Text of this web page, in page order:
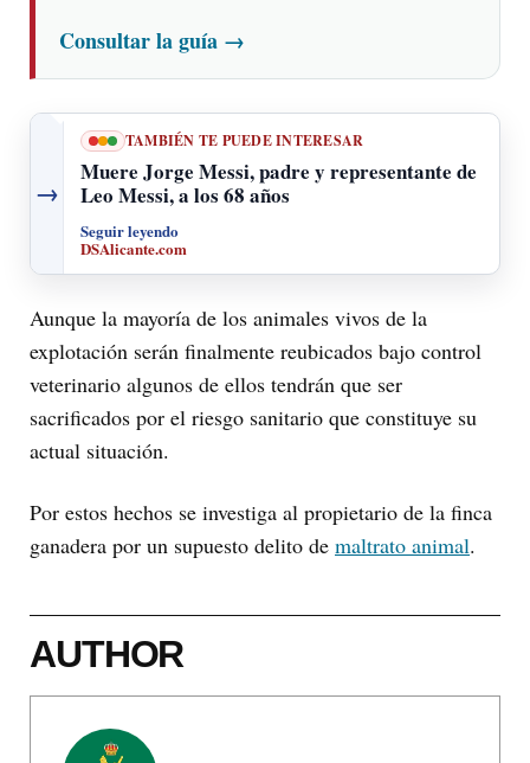
Consultar la guía →
→
TAMBIÉN TE PUEDE INTERESAR
Muere Jorge Messi, padre y representante de
Leo Messi, a los 68 años
Seguir leyendo
DSAlicante.com
Aunque la mayoría de los animales vivos de la
explotación serán finalmente reubicados bajo control
veterinario algunos de ellos tendrán que ser
sacrificados por el riesgo sanitario que constituye su
actual situación.
Por estos hechos se investiga al propietario de la finca
ganadera por un supuesto delito de maltrato animal.
AUTHOR